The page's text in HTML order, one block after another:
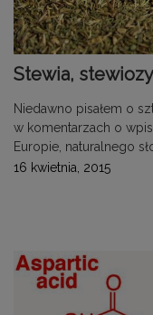
Stewia,
Niedawno pisałem o
w komentarzach o
Europie, naturalnego
16 kwietnia, 2015